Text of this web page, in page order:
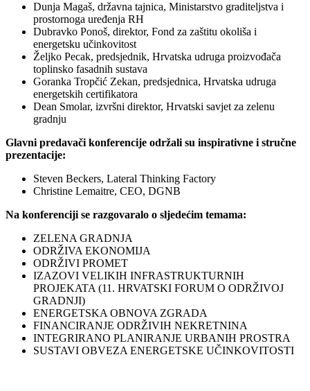
Dunja Magaš, državna tajnica, Ministarstvo graditeljstva i
prostornoga uređenja RH
Dubravko Ponoš, direktor, Fond za zaštitu okoliša i
energetsku učinkovitost
Željko Pecak, predsjednik, Hrvatska udruga proizvođača
toplinsko fasadnih sustava
Goranka Tropčić Zekan, predsjednica, Hrvatska udruga
energetskih certifikatora
Dean Smolar, izvršni direktor, Hrvatski savjet za zelenu
gradnju
Glavni predavači konferencije održali su inspirativne i stručne
prezentacije:
Steven Beckers, Lateral Thinking Factory
Christine Lemaitre, CEO, DGNB
Na konferenciji se razgovaralo o sljedećim temama:
ZELENA GRADNJA
ODRŽIVA EKONOMIJA
ODRŽIVI PROMET
IZAZOVI VELIKIH INFRASTRUKTURNIH
PROJEKATA (11. HRVATSKI FORUM O ODRŽIVOJ
GRADNJI)
ENERGETSKA OBNOVA ZGRADA
FINANCIRANJE ODRŽIVIH NEKRETNINA
INTEGRIRANO PLANIRANJE URBANIH PROSTRA
SUSTAVI OBVEZA ENERGETSKE UČINKOVITOSTI